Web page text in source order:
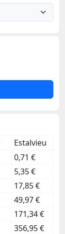
Estalvieu
0,71 €
5,35 €
17,85 €
49,97 €
171,34 €
356,95 €